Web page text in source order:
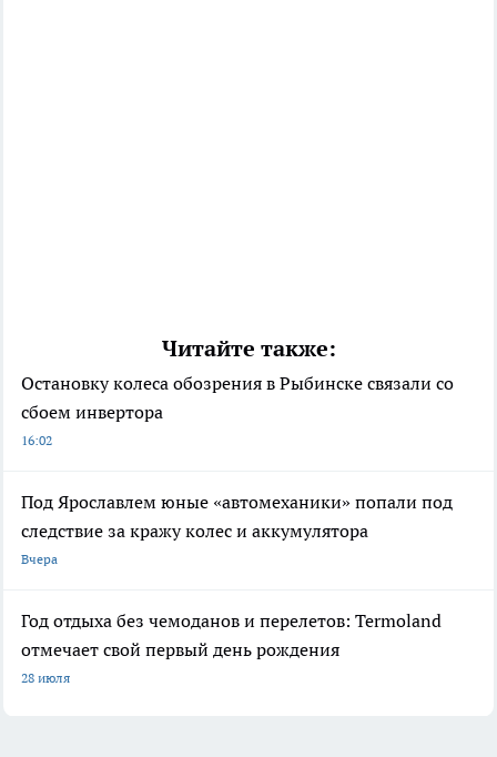
Читайте также:
Остановку колеса обозрения в Рыбинске связали со
сбоем инвертора
16:02
Под Ярославлем юные «автомеханики» попали под
следствие за кражу колес и аккумулятора
Вчера
Год отдыха без чемоданов и перелетов: Termoland
отмечает свой первый день рождения
28 июля